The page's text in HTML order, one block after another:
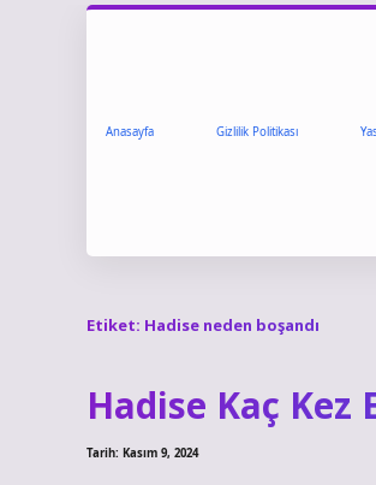
Anasayfa Gizlilik Politikası
Etiket: Hadise neden boşandı
Hadise Kaç Kez
Tarih: Kasım 9, 2024